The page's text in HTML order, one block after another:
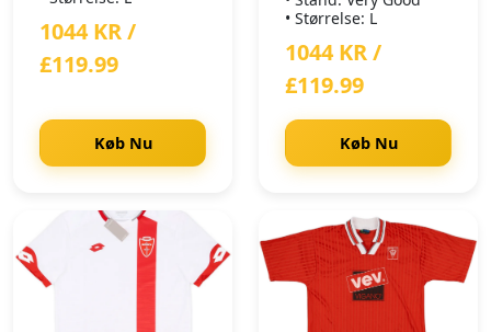
1044 KR /
£119.99
Køb Nu
• Størrelse: L
1044 KR /
£119.99
Køb Nu